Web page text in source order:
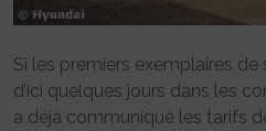
Si les premiers exemplaires
d’ici quelques jours dans les
a déjà communiqué les tarifs